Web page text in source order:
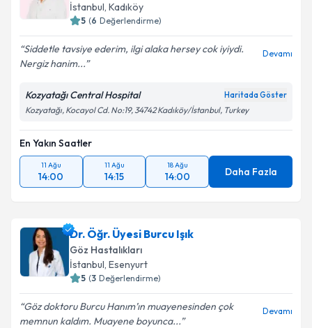
İstanbul, Kadıköy
5 (6 Değerlendirme)
Siddetle tavsiye ederim, ilgi alaka hersey cok iyiydi.
Nergiz hanim...
Devamı
Kozyatağı Central Hospital Haritada Göster
Kozyatağı, Kocayol Cd. No:19, 34742 Kadıköy/İstanbul, Turkey
En Yakın Saatler
11 Ağu
14:00
11 Ağu
14:15
18 Ağu
14:00 Daha Fazla
Dr. Öğr. Üyesi Burcu Işık
Göz Hastalıkları
İstanbul, Esenyurt
5 (3 Değerlendirme)
Göz doktoru Burcu Hanım’ın muayenesinden çok
memnun kaldım. Muayene boyunca...
Devamı